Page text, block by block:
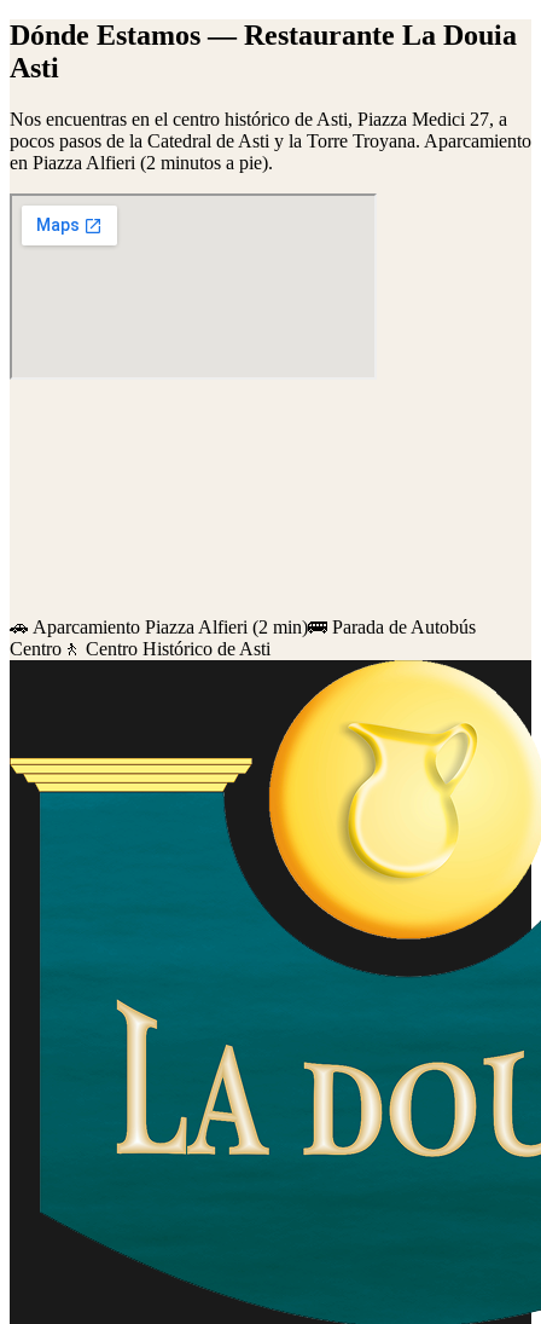
Dónde Estamos — Restaurante La Douia
Asti
Nos encuentras en el centro histórico de Asti, Piazza Medici 27, a
pocos pasos de la Catedral de Asti y la Torre Troyana. Aparcamiento
en Piazza Alfieri (2 minutos a pie).
🚗 Aparcamiento Piazza Alfieri (2 min)🚌 Parada de Autobús
Centro 🚶 Centro Histórico de Asti